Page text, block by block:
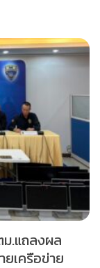
.แถลงผล
เครือข่าย